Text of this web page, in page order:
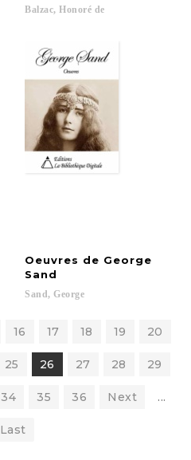
Balzac, Honoré de
Oeuvres de George
Sand
Sand, George
16 17 18 19 20
25 26 27 28 29
34 35 36 Next ...
Last